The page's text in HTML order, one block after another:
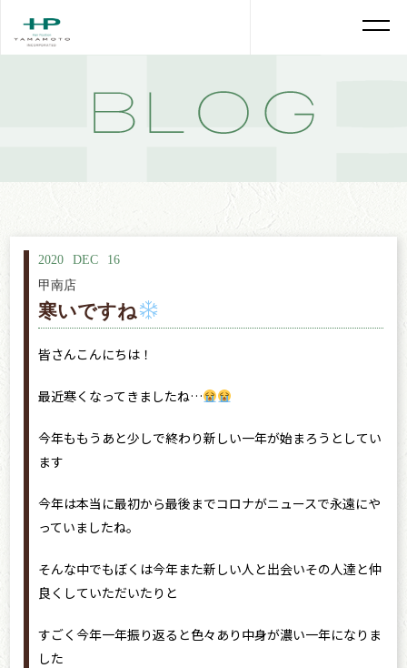
16
2020 DEC
甲南店
寒いですね
皆さんこんにちは！
最近寒くなってきましたね…
今年ももうあと少しで終わり新しい一年が始まろうとしてい
ます
今年は本当に最初から最後までコロナがニュースで永遠にや
っていましたね。
そんな中でもぼくは今年また新しい人と出会いその人達と仲
良くしていただいたりと
すごく今年一年振り返ると色々あり中身が濃い一年になりま
した